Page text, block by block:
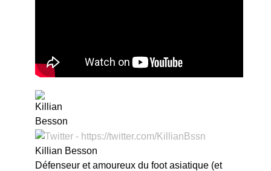
Killian Besson
Défenseur et amoureux du foot asiatique (et